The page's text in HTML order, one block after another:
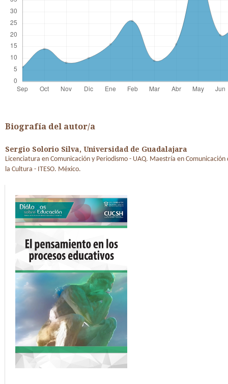
Biografía del autor/a
Sergio Solorio Silva, Universidad de Guadalajara
Licenciatura en Comunicación y Periodismo - UAQ. Maestría en Comunicación
la Cultura - ITESO. México.